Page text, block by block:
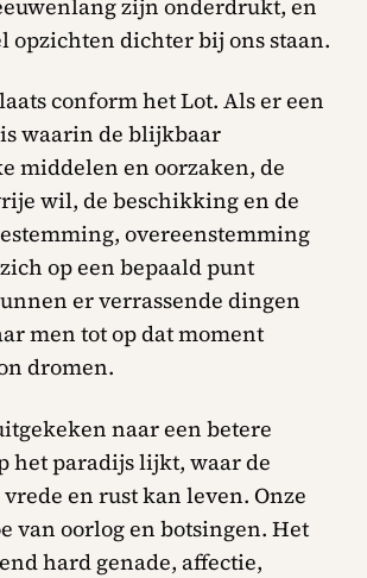
zijn onderdrukt, en
opzichten dichter bij ons staan.
conform het Lot. Als er een
waarin de blijkbaar
middelen en oorzaken, de
wil, de beschikking en de
overeenstemming
op een bepaald punt
er verrassende dingen
men tot op dat moment
dromen.
naar een betere
het paradijs lijkt, waar de
en rust kan leven. Onze
van oorlog en botsingen. Het
hard genade, affectie,